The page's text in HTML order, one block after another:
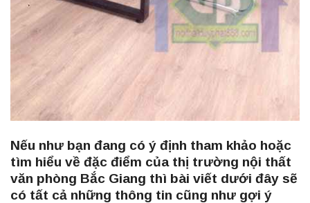
Nếu như bạn đang có ý định tham khảo hoặc
tìm hiểu về đặc điểm của thị trường nội thất
văn phòng Bắc Giang thì bài viết dưới đây sẽ
có tất cả những thông tin cũng như gợi ý